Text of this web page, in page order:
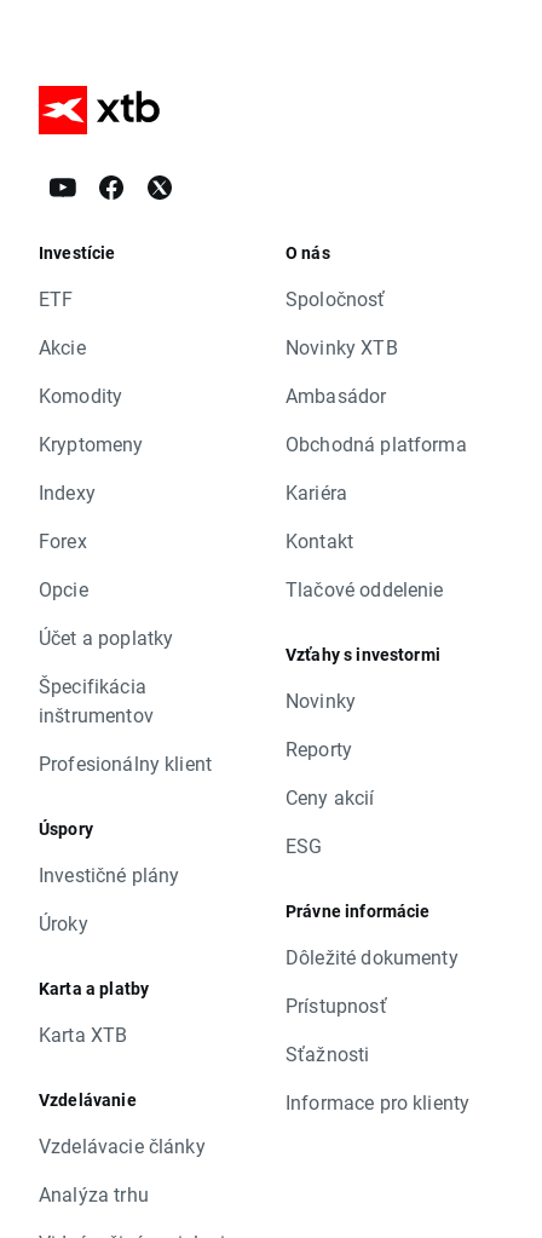
Investície
ETF
Akcie
Komodity
Kryptomeny
Indexy
Forex
Opcie
Účet a poplatky
Špecifikácia
inštrumentov
Profesionálny klient
Úspory
Investičné plány
Úroky
Karta a platby
Karta XTB
Vzdelávanie
Vzdelávacie články
Analýza trhu
O nás
Spoločnosť
Novinky XTB
Ambasádor
Obchodná platforma
Kariéra
Kontakt
Tlačové oddelenie
Vzťahy s investormi
Novinky
Reporty
Ceny akcií
ESG
Právne informácie
Dôležité dokumenty
Prístupnosť
Sťažnosti
Informace pro klienty